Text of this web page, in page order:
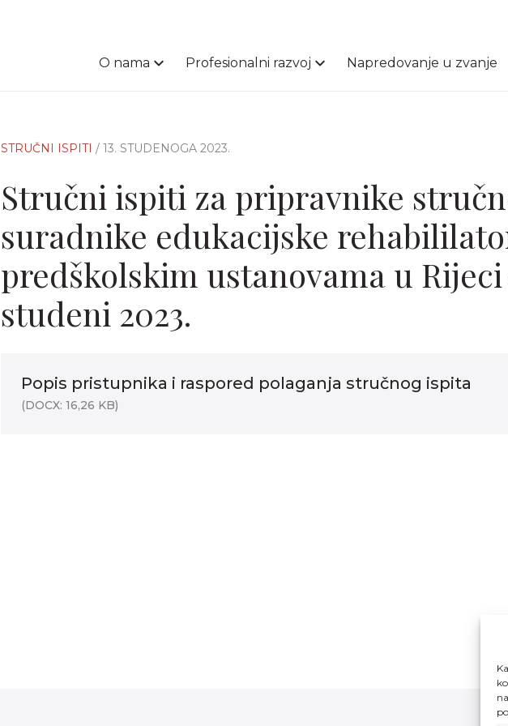
O nama Profesionalni razvoj Napredovanje u zvanje
STRUČNI ISPITI / 13. STUDENOGA 2023.
Stručni ispiti za pripravnike
suradnike edukacijske
predškolskim ustanovama u Rijeci
studeni 2023.
Popis pristupnika i raspored polaganja stručnog ispita
(DOCX: 16,26 KB)